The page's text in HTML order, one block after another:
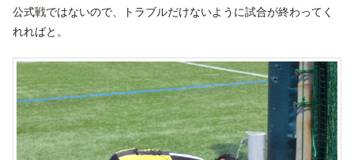
公式戦ではないので、トラブルだけないように試合が終わってく
れればと。